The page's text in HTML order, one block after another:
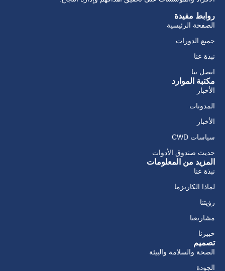
روابط مفيدة
الصفحة الرئيسية
جميع الدورات
نبذة عنا
اتصل بنا
مكتبة الموارد
الأخبار
المدونات
الأخبار
سياسات CWD
حديث صندوق الأدوات
المزيد من المعلومات
نبذة عنا
لماذا الكاريزما
رؤيتنا
مشاريعنا
خبيرنا
تصميم
الصحة والسلامة والبيئة
الجودة